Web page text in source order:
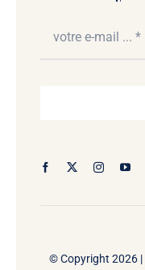
© Copyright 2026 |